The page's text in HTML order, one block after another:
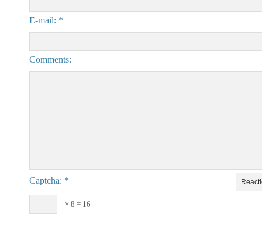
E-mail: *
Comments:
Captcha
× 8 = 16